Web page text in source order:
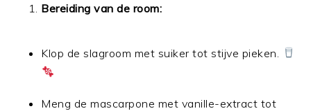
Bereiding van de room:
Klop de slagroom met suiker tot stijve pieken.
Meng de mascarpone met vanille-extract tot